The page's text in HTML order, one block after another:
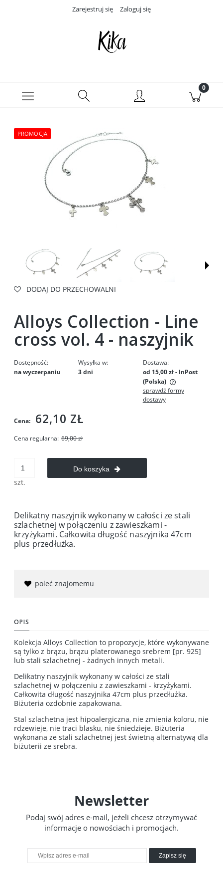
Zarejestruj się Zaloguj się
PROMOCJA
DODAJ DO PRZECHOWALNI
Alloys Collection - Line
cross vol. 4 - naszyjnik
Dostępność:
na wyczerpaniu
Wysyłka w:
3 dni
Dostawa:
od 15,00 zł- InPost
(Polska)
Cena nie zawiera ewentualnych kosztów płatności
sprawdź formy
dostawy
Cena: 62,10 ZŁ
Cena regularna: 69,00 zł
szt.
Do koszyka
Delikatny naszyjnik wykonany w całości ze stali
szlachetnej w połączeniu z zawieszkami -
krzyżykami. Całkowita długość naszyjnika 47cm
plus przedłużka.
poleć znajomemu
OPIS
Kolekcja Alloys Collection to propozycje, które wykonywane
są tylko z brązu, brązu platerowanego srebrem [pr. 925]
lub stali szlachetnej - żadnych innych metali.
Delikatny naszyjnik wykonany w całości ze stali
szlachetnej w połączeniu z zawieszkami - krzyżykami.
Całkowita długość naszyjnika 47cm plus przedłużka.
Biżuteria ozdobnie zapakowana.
Stal szlachetna jest hipoalergiczna, nie zmienia koloru, nie
rdzewieje, nie traci blasku, nie śniedzieje. Biżuteria
wykonana ze stali szlachetnej jest świetną alternatywą dla
biżuterii ze srebra.
Newsletter
Podaj swój adres e-mail, jeżeli chcesz otrzymywać
informacje o nowościach i promocjach.
Zapisz się